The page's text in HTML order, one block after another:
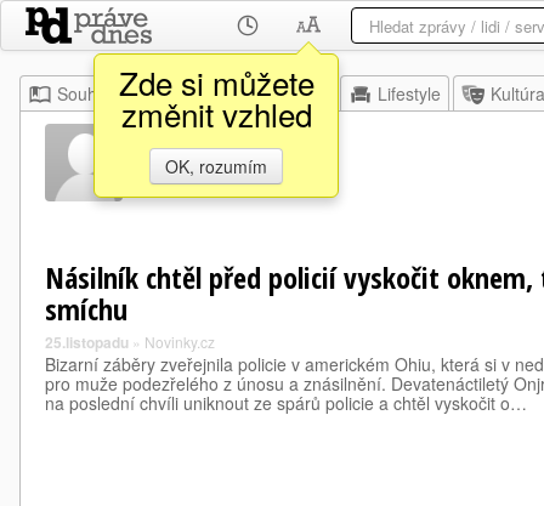
Zde si můžete
změnit vzhled
OK, rozumím
Souhrn Moje Z domova Lifestyle Kultúra
Blue Ash
Násilník chtěl před policií vyskočit
smíchu
25.listopadu » Novinky.cz
Bizarní záběry zveřejnila policie v americkém Ohiu, která si v
pro muže podezřelého z únosu a znásilnění. Devatenáctiletý
na poslední chvíli uniknout ze spárů policie a chtěl vyskočit o…